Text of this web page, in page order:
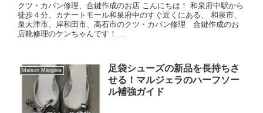
クツ・カバン修理、合鍵作成のお店 こんにちは！ 和泉府中駅から
徒歩４分、カナートモール和泉府中のすぐ近くにある、 和泉市、
泉大津市、岸和田市、高石市のクツ・カバン修理 合鍵作成のお
店靴修理のケンちゃんです！ ...
Maison Margiela
足袋シューズの新品を長持ちさ
せる！マルジェラのハーフソー
ル補強ガイド